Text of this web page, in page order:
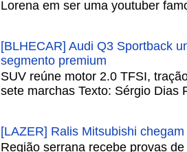
Lorena em ser uma youtuber
[BLHECAR] Audi Q3 Sportback
segmento premium
SUV reúne motor 2.0 TFSI,
sete marchas Texto: Sérgio Dias
[LAZER] Ralis Mitsubishi
Região serrana recebe provas